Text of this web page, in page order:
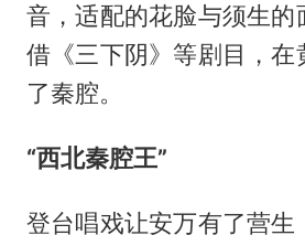
音，适配的花脸与须生的
借《三下阴》等剧目，在
了秦腔。
“西北秦腔王”
登台唱戏让安万有了营生